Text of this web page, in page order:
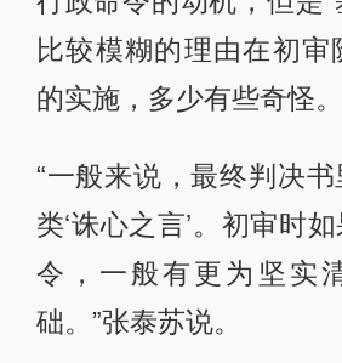
比较模糊的理由在初审
的实施，多少有些奇怪
“一般来说，最终判决
类‘诛心之言’。初审时
令，一般有更为坚实
础。”张泰苏说。